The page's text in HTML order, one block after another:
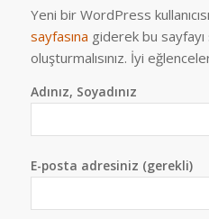
Yeni bir WordPress
sayfasına giderek bu sayfayı
oluşturmalısınız. İyi
Adınız, Soyadınız
E-posta adresiniz (gerekli)